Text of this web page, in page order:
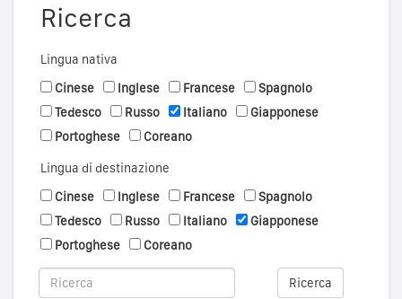
Ricerca
Lingua nativa
Cinese
Inglese Francese
Spagnolo
Tedesco
Russo Italiano
Giapponese
Portoghese
Coreano
Lingua di destinazione
Cinese
Inglese Francese
Spagnolo
Tedesco
Russo Italiano
Giapponese
Portoghese
Coreano
Ricerca